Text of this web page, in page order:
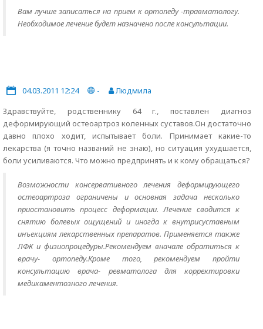
Вам лучше записаться на прием к ортопеду -травматологу.
Необходимое лечение будет назначено после консультации.
04.03.2011 12:24 -
Людмила
Здравствуйте, родственнику 64 г., поставлен диагноз
деформирующий остеоартроз коленных суставов.Он достаточно
давно плохо ходит, испытывает боли. Принимает какие-то
лекарства (я точно названий не знаю), но ситуация ухудшается,
боли усиливаются. Что можно предпринять и к кому обращаться?
Возможности консервативного лечения деформирующего
остеоартроза ограничены и основная задача несколько
приостановить процесс деформации. Лечение сводится к
снятию болевых ощущений и иногда к внутрисуставным
инъекциям лекарственных препаратов. Применяется также
ЛФК и физиопроцедуры.Рекомендуем вначале обратиться к
врачу- ортопеду.Кроме того, рекомендуем пройти
консультацию врача- ревматолога для корректировки
медикаментозного лечения.